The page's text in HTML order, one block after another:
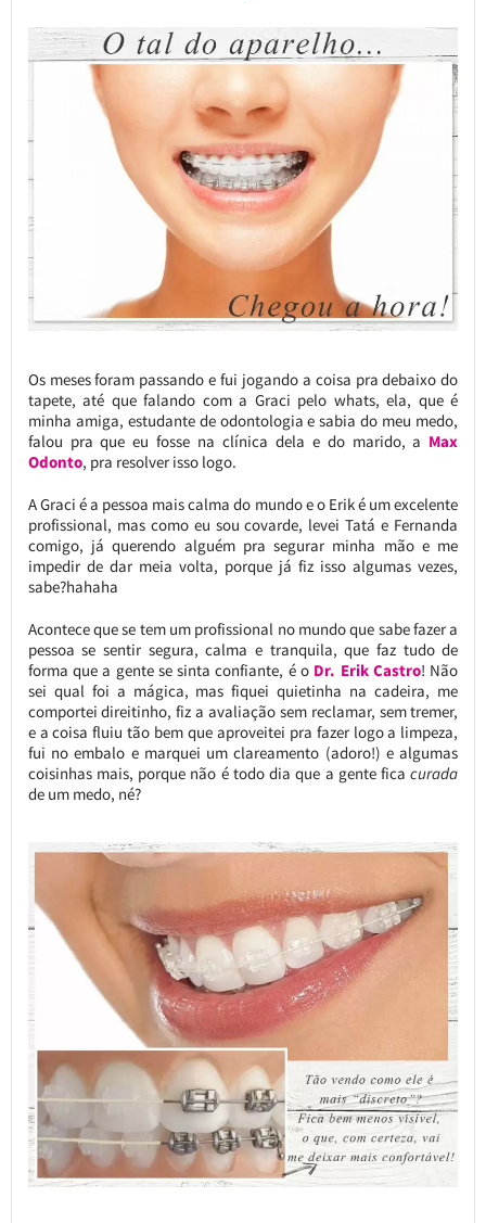
Os meses foram passando e fui jogando a coisa pra debaixo do
tapete, até que falando com a Graci pelo whats, ela, que é
minha amiga, estudante de odontologia e sabia do meu medo,
falou pra que eu fosse na clínica dela e do marido, a Max
Odonto, pra resolver isso logo.
A Graci é a pessoa mais calma do mundo e o Erik é um excelente
profissional, mas como eu sou covarde, levei Tatá e Fernanda
comigo, já querendo alguém pra segurar minha mão e me
impedir de dar meia volta, porque já fiz isso algumas vezes,
sabe?hahaha
Acontece que se tem um profissional no mundo que sabe fazer a
pessoa se sentir segura, calma e tranquila, que faz tudo de
forma que a gente se sinta confiante, é o Dr. Erik Castro! Não
sei qual foi a mágica, mas fiquei quietinha na cadeira, me
comportei direitinho, fiz a avaliação sem reclamar, sem tremer,
e a coisa fluiu tão bem que aproveitei pra fazer logo a limpeza,
fui no embalo e marquei um clareamento (adoro!) e algumas
coisinhas mais, porque não é todo dia que a gente ficacurada
de um medo, né?